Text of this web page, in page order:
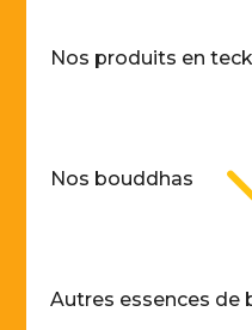
Nos produits en teck
Nos bouddhas
Autres essences de